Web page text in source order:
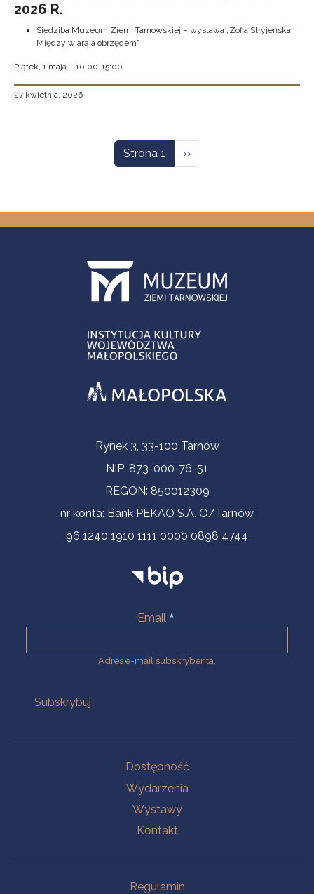
2026 R.
Siedziba Muzeum Ziemi Tarnowskiej – wystawa „Zofia Stryjeńska.
Między wiarą a obrzędem”
Piątek, 1 maja – 10:00-15:00
27 kwietnia, 2026
Strona 1 Następna strona
››
Informacje kontaktoweRynek 3, 33-100 Tarnów
NIP: 873-000-76-51
REGON: 850012309
nr konta: Bank PEKAO S.A. O/Tarnów
96 1240 1910 1111 0000 0898 4744
Email
Adres e-mail subskrybenta.
Dostępność
Wydarzenia
Wystawy
Kontakt
Regulamin